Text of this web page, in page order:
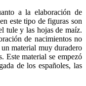
a la elaboración de
este tipo de figuras son
tule y las hojas de maíz.
de nacimientos no
material muy duradero
Este material se empezó
de los españoles, las